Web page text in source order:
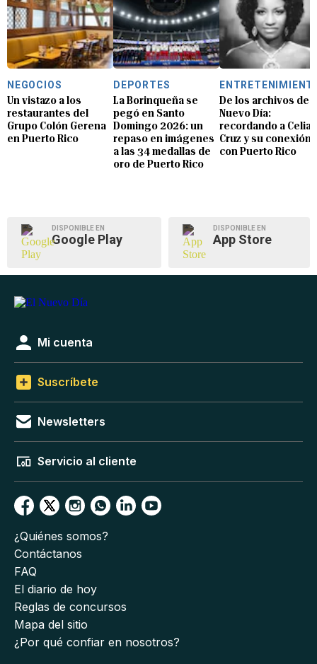
NEGOCIOS
Un vistazo a los
restaurantes del
Grupo Colón Gerena
en Puerto Rico
DEPORTES
La Borinqueña se
pegó en Santo
Domingo 2026: un
repaso en imágenes
a las 34 medallas de
oro de Puerto Rico
De los archivos de
Nuevo Día:
recordando a Celia
Cruz y su conexión
con Puerto Rico
DISPONIBLE EN
Google Play
DISPONIBLE EN
App Store
Mi cuenta
Suscríbete
Newsletters
Servicio al cliente
¿Quiénes somos?
Contáctanos
FAQ
El diario de hoy
Reglas de concursos
Mapa del sitio
¿Por qué confiar en nosotros?